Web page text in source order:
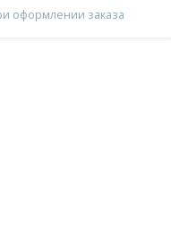
оформлении заказа